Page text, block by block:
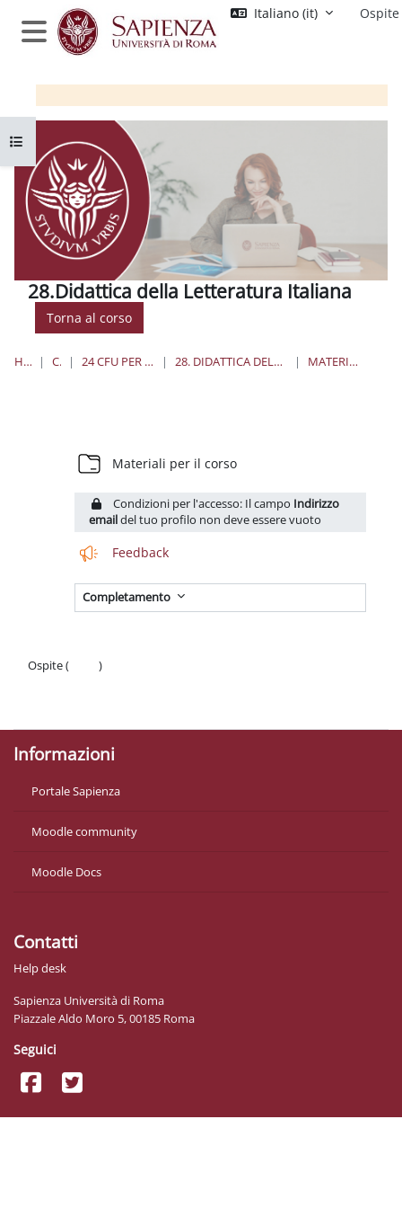
Vai al contenuto principale
Pannello laterale
Italiano ‎(it)‎ Ospite
28.Didattica della Letteratura Italiana
Torna al corso
HOME CORSI 24 CFU PER L'INSEGNAMENTO 28. DIDATTICA DELLA LETTERATURA ITALIANA MATERIALE DIDATTICO
Apri indice del corso
Materiali per il corsoCartella
Condizioni per l'accesso: Il campo Indirizzo
emaildel tuo profilo non deve essere vuoto
Feedback
Completamento
Ospite (
)
Informazioni
Portale Sapienza
Moodle community
Moodle Docs
Contatti
Help desk
Sapienza Università di Roma
Piazzale Aldo Moro 5, 00185 Roma
Seguici